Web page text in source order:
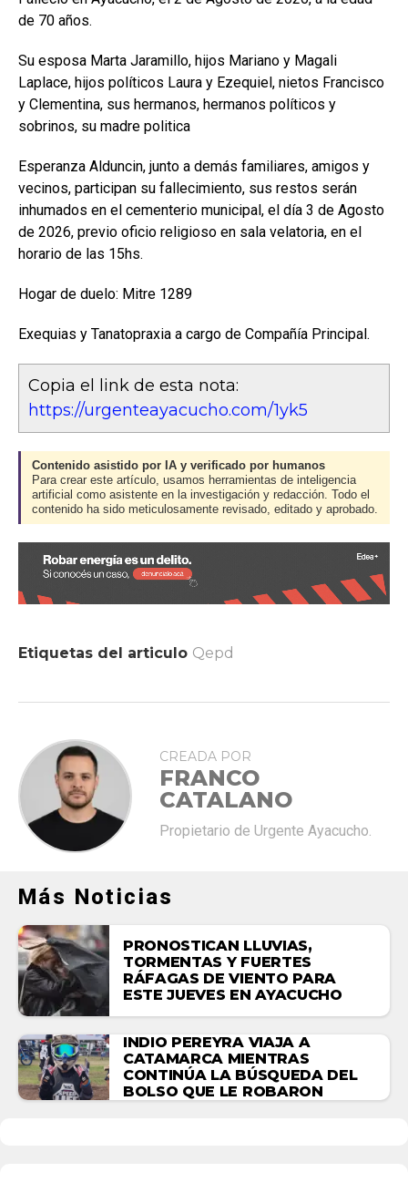
de 70 años.
Su esposa Marta Jaramillo, hijos Mariano y Magali
Laplace, hijos políticos Laura y Ezequiel, nietos Francisco
y Clementina, sus hermanos, hermanos políticos y
sobrinos, su madre politica
Esperanza Alduncin, junto a demás familiares, amigos y
vecinos, participan su fallecimiento, sus restos serán
inhumados en el cementerio municipal, el día 3 de Agosto
de 2026, previo oficio religioso en sala velatoria, en el
horario de las 15hs.
Hogar de duelo: Mitre 1289
Exequias y Tanatopraxia a cargo de Compañía Principal.
Copia el link de esta nota:
https://urgenteayacucho.com/1yk5
Contenido asistido por IA y verificado por humanos
Para crear este artículo, usamos herramientas de inteligencia
artificial como asistente en la investigación y redacción. Todo el
contenido ha sido meticulosamente revisado, editado y aprobado.
Etiquetas del articulo Qepd
CREADA POR
FRANCO
CATALANO
Propietario de Urgente Ayacucho.
Más Noticias
PRONOSTICAN LLUVIAS,
TORMENTAS Y FUERTES
RÁFAGAS DE VIENTO PARA
ESTE JUEVES EN AYACUCHO
INDIO PEREYRA VIAJA A
CATAMARCA MIENTRAS
CONTINÚA LA BÚSQUEDA DEL
BOLSO QUE LE ROBARON